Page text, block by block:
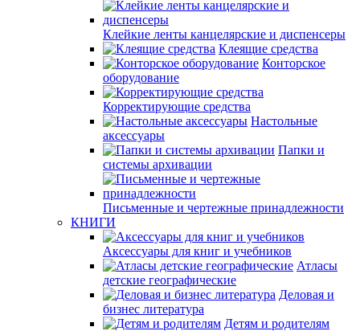
Клейкие ленты канцелярские и диспенсеры
Клеящие средства
Конторское
оборудование
Корректирующие средства
Настольные
аксессуары
Папки и
системы архивации
Письменные и чертежные принадлежности
КНИГИ
Аксессуары для книг и учебников
Атласы
детские географические
Деловая и
бизнес литература
Детям и родителям